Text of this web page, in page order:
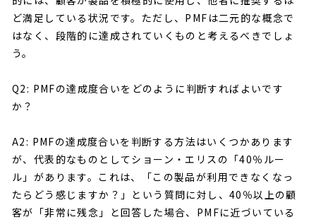
ど満足している状況です。ただし、PMFは二元的な概念で
はなく、段階的に達成されていくものと考えるべきでしょ
う。
Q2: PMFの達成度合いをどのように判断すればよいです
か？
A2: PMFの達成度合いを判断する方法はいくつかあります
が、代表的なものとしてショーン・エリスの「40％ルー
ル」があります。これは、「この製品が利用できなくなっ
たらどう感じますか？」という質問に対し、40％以上の顧
客が「非常に残念」と回答した場合、PMFに近づいている